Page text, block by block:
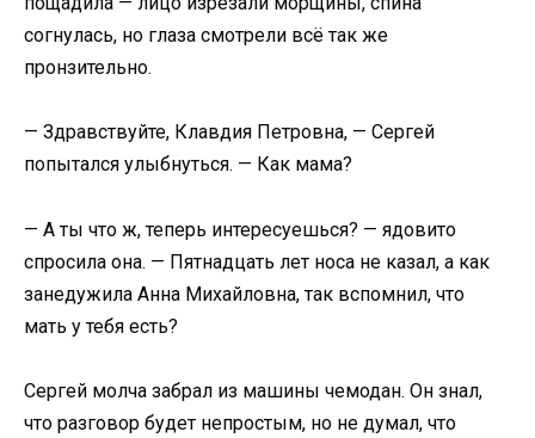
согнулась, но глаза смотрели всё так же
пронзительно.
— Здравствуйте, Клавдия Петровна, — Сергей
попытался улыбнуться. — Как мама?
— А ты что ж, теперь интересуешься? — ядовито
спросила она. — Пятнадцать лет носа не казал, а как
занедужила Анна Михайловна, так вспомнил, что
мать у тебя есть?
Сергей молча забрал из машины чемодан. Он знал,
что разговор будет непростым, но не думал, что